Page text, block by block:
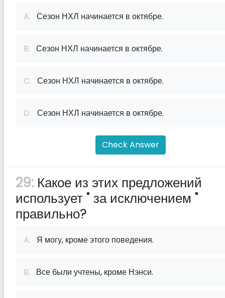
A. Сезон НХЛ начинается в октябре.
B. Сезон НХЛ начинается в октябре.
C. Сезон НХЛ начинается в октябре.
D. Сезон НХЛ начинается в октябре.
Check Answer
29: Какое из этих предложений
использует " за исключением "
правильно?
A. Я могу, кроме этого поведения.
B. Все были учтены, кроме Нэнси.